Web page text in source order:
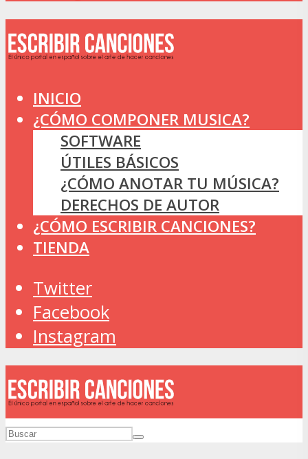
INICIO
¿CÓMO COMPONER MUSICA?
SOFTWARE
ÚTILES BÁSICOS
¿CÓMO ANOTAR TU MÚSICA?
DERECHOS DE AUTOR
¿CÓMO ESCRIBIR CANCIONES?
TIENDA
Twitter
Facebook
Instagram